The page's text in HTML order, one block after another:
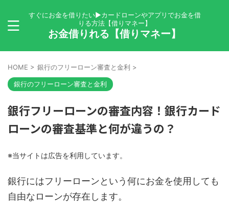
すぐにお金を借りたい▶カードローンやアプリでお金を借
りる方法【借りマネー】
お金借りれる【借りマネー】
HOME > 銀行のフリーローン審査と金利 >
銀行のフリーローン審査と金利
銀行フリーローンの審査内容！銀行カード
ローンの審査基準と何が違うの？
※当サイトは広告を利用しています。
銀行にはフリーローンという何にお金を使用しても
自由なローンが存在します。